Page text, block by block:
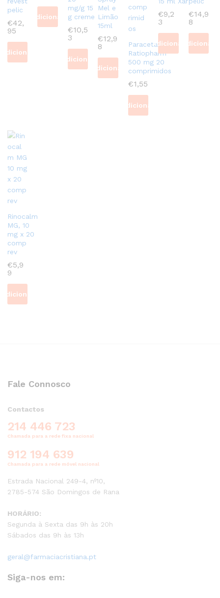
pelic
€42,
95
Adicionar
Adicionar
mg/g 15
g creme
€10,5
3
Adicionar
Mel e
Limão
15ml
€12,9
8
Adicionar
Paracetamol
Ratiopharm
500 mg 20
comprimidos
€1,55
Adicionar
€9,2
3
Adicionar
€14,9
8
Adicionar
Rinocalm
MG, 10
mg x 20
comp
rev
€5,9
9
Adicionar
Fale Connosco
Contactos
214 446 723
Chamada para a rede fixa nacional
912 194 639
Chamada para a rede móvel nacional
Estrada Nacional 249-4, nº10,
2785-574 São Domingos de Rana
HORÁRIO:
Segunda à Sexta das 9h às 20h
Sábados das 9h às 13h
geral@farmaciacristiana.pt
Siga-nos em: